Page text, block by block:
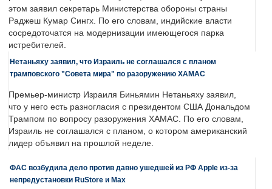
этом заявил секретарь Министерства обороны страны
Раджеш Кумар Сингх. По его словам, индийские власти
сосредоточатся на модернизации имеющегося парка
истребителей.
Нетаньяху заявил, что Израиль не соглашался с планом
трамповского "Совета мира" по разоружению ХАМАС
Премьер-министр Израиля Биньямин Нетаньяху заявил,
что у него есть разногласия с президентом США Дональдом
Трампом по вопросу разоружения ХАМАС. По его словам,
Израиль не соглашался с планом, о котором американский
лидер объявил на прошлой неделе.
ФАС возбудила дело против давно ушедшей из РФ Apple из-за
непредустановки RuStore и Max